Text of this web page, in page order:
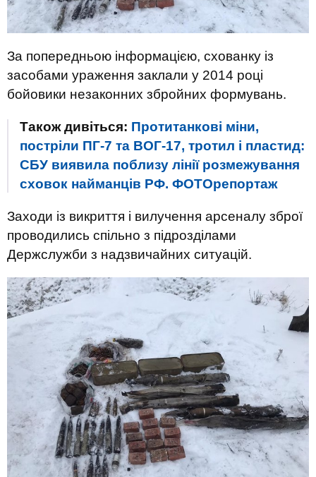
За попередньою інформацією, схованку із
засобами ураження заклали у 2014 році
бойовики незаконних збройних формувань.
Також дивіться: Протитанкові міни,
постріли ПГ-7 та ВОГ-17, тротил і пластид:
СБУ виявила поблизу лінії розмежування
сховок найманців РФ. ФОТОрепортаж
Заходи із викриття і вилучення арсеналу зброї
проводились спільно з підрозділами
Держслужби з надзвичайних ситуацій.